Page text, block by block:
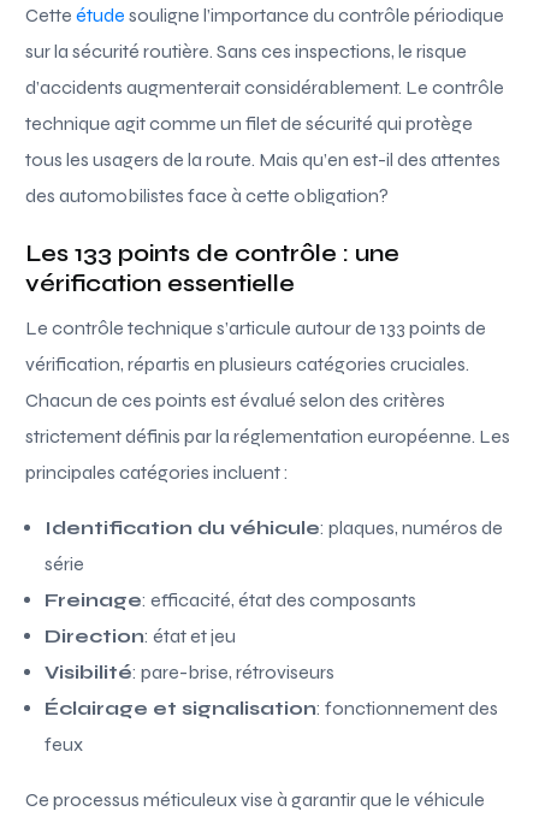
Cetteétude souligne l’importance du contrôle périodique
sur la sécurité routière. Sans ces inspections, le risque
d’accidents augmenterait considérablement. Le contrôle
technique agit comme un filet de sécurité qui protège
tous les usagers de la route. Mais qu’en est-il des attentes
des automobilistes face à cette obligation?
Les 133 points de contrôle : une
vérification essentielle
Le contrôle technique s’articule autour de 133 points de
vérification, répartis en plusieurs catégories cruciales.
Chacun de ces points est évalué selon des critères
strictement définis par la réglementation européenne. Les
principales catégories incluent :
Identification du véhicule: plaques, numéros de
série
Freinage: efficacité, état des composants
Direction: état et jeu
Visibilité: pare-brise, rétroviseurs
Éclairage et signalisation: fonctionnement des
feux
Ce processus méticuleux vise à garantir que le véhicule